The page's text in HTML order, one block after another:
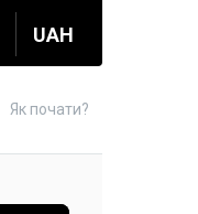
UAH
Як почати?